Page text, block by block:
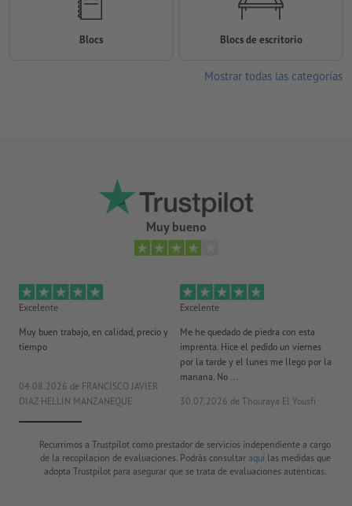
Muy bueno
Excelente
Muy buen trabajo, en calidad, precio y
tiempo
04.08.2026 de FRANCISCO JAVIER
DIAZ HELLIN MANZANEQUE
Excelente
Me he quedado de piedra con esta
imprenta. Hice el pedido un viernes
por la tarde y el lunes me llego por la
manana. No ...
30.07.2026 de Thouraya El Yousfi
Recurrimos a Trustpilot como prestador de servicios independiente a cargo
de la recopilación de evaluaciones. Podrás consultar aquílas medidas que
adopta Trustpilot para asegurar que se trata de evaluaciones auténticas.
Blocs Blocs de escritorio
Mostrar todas las categorías